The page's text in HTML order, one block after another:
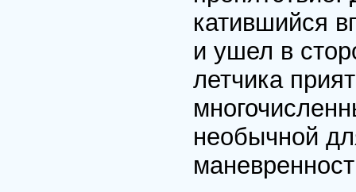
катившийся
и ушел в
летчика
необычной